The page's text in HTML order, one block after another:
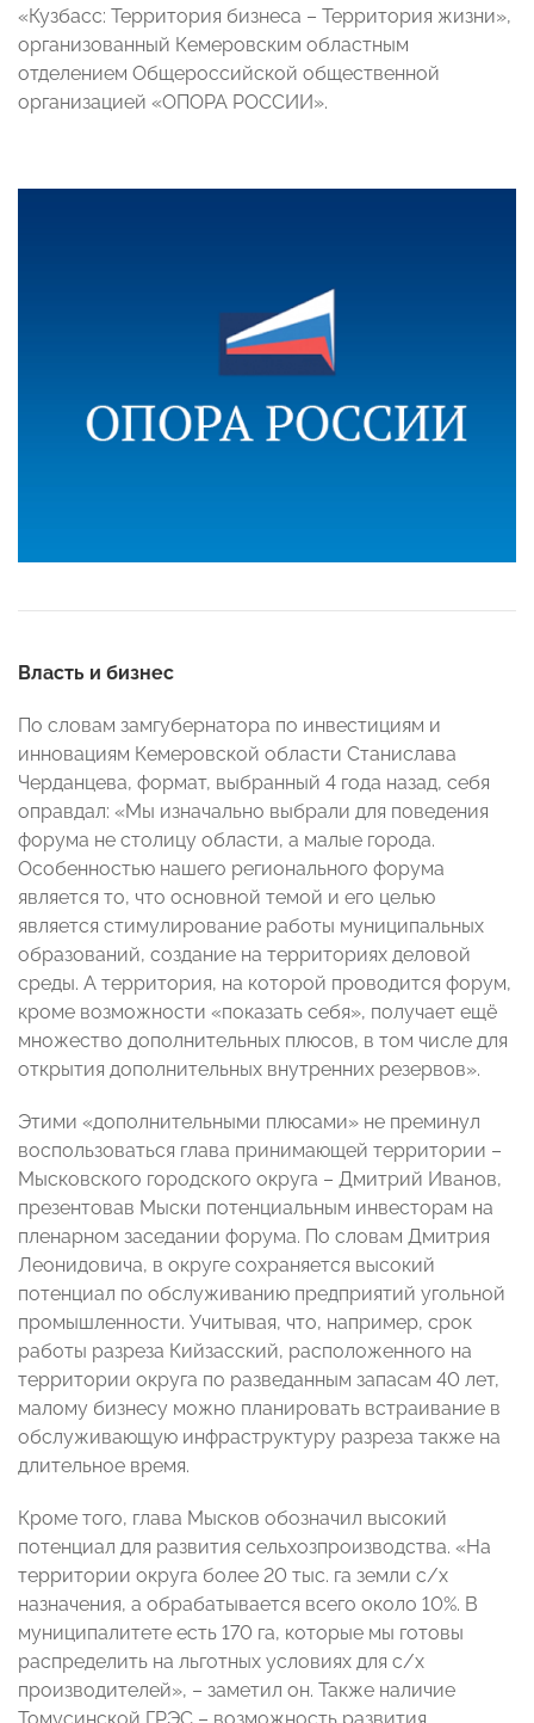
«Кузбасс: Территория бизнеса – Территория жизни»,
организованный Кемеровским областным
отделением Общероссийской общественной
организацией «ОПОРА РОССИИ».
Власть и бизнес
По словам замгубернатора по инвестициям и
инновациям Кемеровской области Станислава
Черданцева, формат, выбранный 4 года назад, себя
оправдал: «Мы изначально выбрали для поведения
форума не столицу области, а малые города.
Особенностью нашего регионального форума
является то, что основной темой и его целью
является стимулирование работы муниципальных
образований, создание на территориях деловой
среды. А территория, на которой проводится форум,
кроме возможности «показать себя», получает ещё
множество дополнительных плюсов, в том числе для
открытия дополнительных внутренних резервов».
Этими «дополнительными плюсами» не преминул
воспользоваться глава принимающей территории –
Мысковского городского округа – Дмитрий Иванов,
презентовав Мыски потенциальным инвесторам на
пленарном заседании форума. По словам Дмитрия
Леонидовича, в округе сохраняется высокий
потенциал по обслуживанию предприятий угольной
промышленности. Учитывая, что, например, срок
работы разреза Кийзасский, расположенного на
территории округа по разведанным запасам 40 лет,
малому бизнесу можно планировать встраивание в
обслуживающую инфраструктуру разреза также на
длительное время.
Кроме того, глава Мысков обозначил высокий
потенциал для развития сельхозпроизводства. «На
территории округа более 20 тыс. га земли с/х
назначения, а обрабатывается всего около 10%. В
муниципалитете есть 170 га, которые мы готовы
распределить на льготных условиях для с/х
производителей», – заметил он. Также наличие